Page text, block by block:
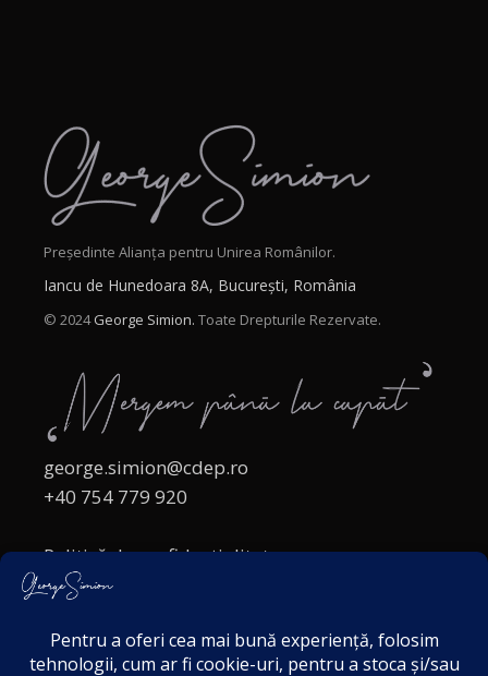
Președinte Alianța pentru Unirea Românilor.
Iancu de Hunedoara 8A, București, România
© 2024George Simion. Toate Drepturile Rezervate.
george.simion@cdep.ro
+40 754 779 920
Politică de confidențialitate
Politica cookies
Acordul de markting